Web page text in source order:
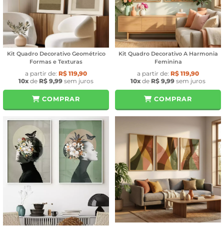
Kit Quadro Decorativo Geométrico
Formas e Texturas
a partir de: R$ 119,90
10x de R$ 9,99 sem juros
COMPRAR
Kit Quadro Decorativo A Harmonia
Feminina
a partir de: R$ 119,90
10x de R$ 9,99 sem juros
COMPRAR